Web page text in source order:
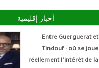
أخبار إقليمية
Entre Guerguerat et
Tindouf : où se joue
réellement l’intérêt de la